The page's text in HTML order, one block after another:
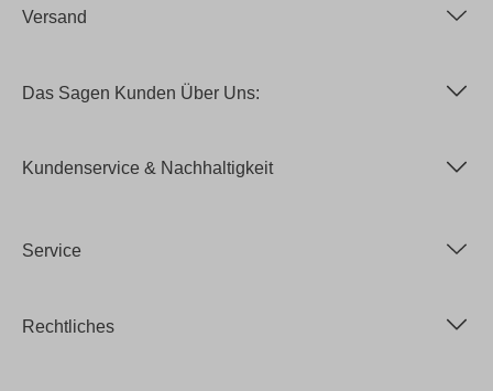
Versand
Das Sagen Kunden Über Uns:
Kundenservice & Nachhaltigkeit
Service
Rechtliches